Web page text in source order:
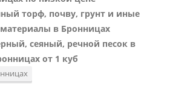
торф, почву, грунт и иные
в Бронницах
сеяный, речной песок в
от 1 куб